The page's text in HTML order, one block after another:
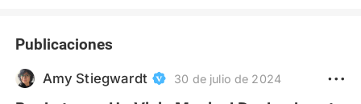
Publicaciones
Amy Stiegwardt 30 de julio de 2024